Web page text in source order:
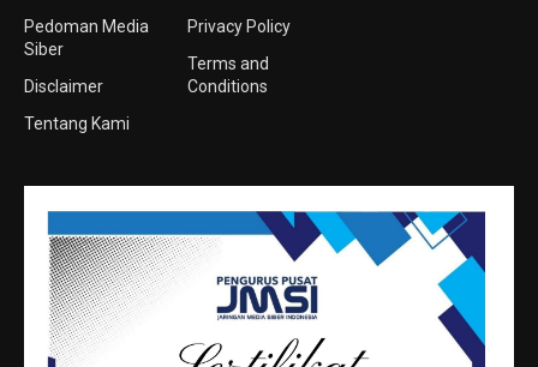
Pedoman Media
Siber
Disclaimer
Tentang Kami
Privacy Policy
Terms and
Conditions